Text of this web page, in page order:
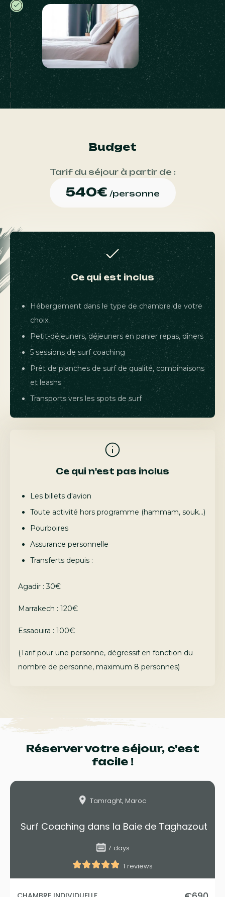
Budget
Tarif du séjour à partir de :
540€ /personne
Ce qui est inclus
Hébergement dans le type de chambre de votre
choix
Petit-déjeuners, déjeuners en panier repas, dîners
5 sessions de surf coaching
Prêt de planches de surf de qualité, combinaisons
et leashs
Transports vers les spots de surf
Ce qui n'est pas inclus
Les billets d'avion
Toute activité hors programme (hammam, souk...)
Pourboires
Assurance personnelle
Transferts depuis :
Agadir : 30€
Marrakech : 120€
Essaouira : 100€
(Tarif pour une personne, dégressif en fonction du
nombre de personne, maximum 8 personnes)
Réserver votre séjour, c'est
facile !
-10 % sur votre séjour Surf au Maroc
Vagues, soleil et ambiance surf… et si votre
prochaine destination était le Maroc ?
J'accepte de recevoir vos newsletters *